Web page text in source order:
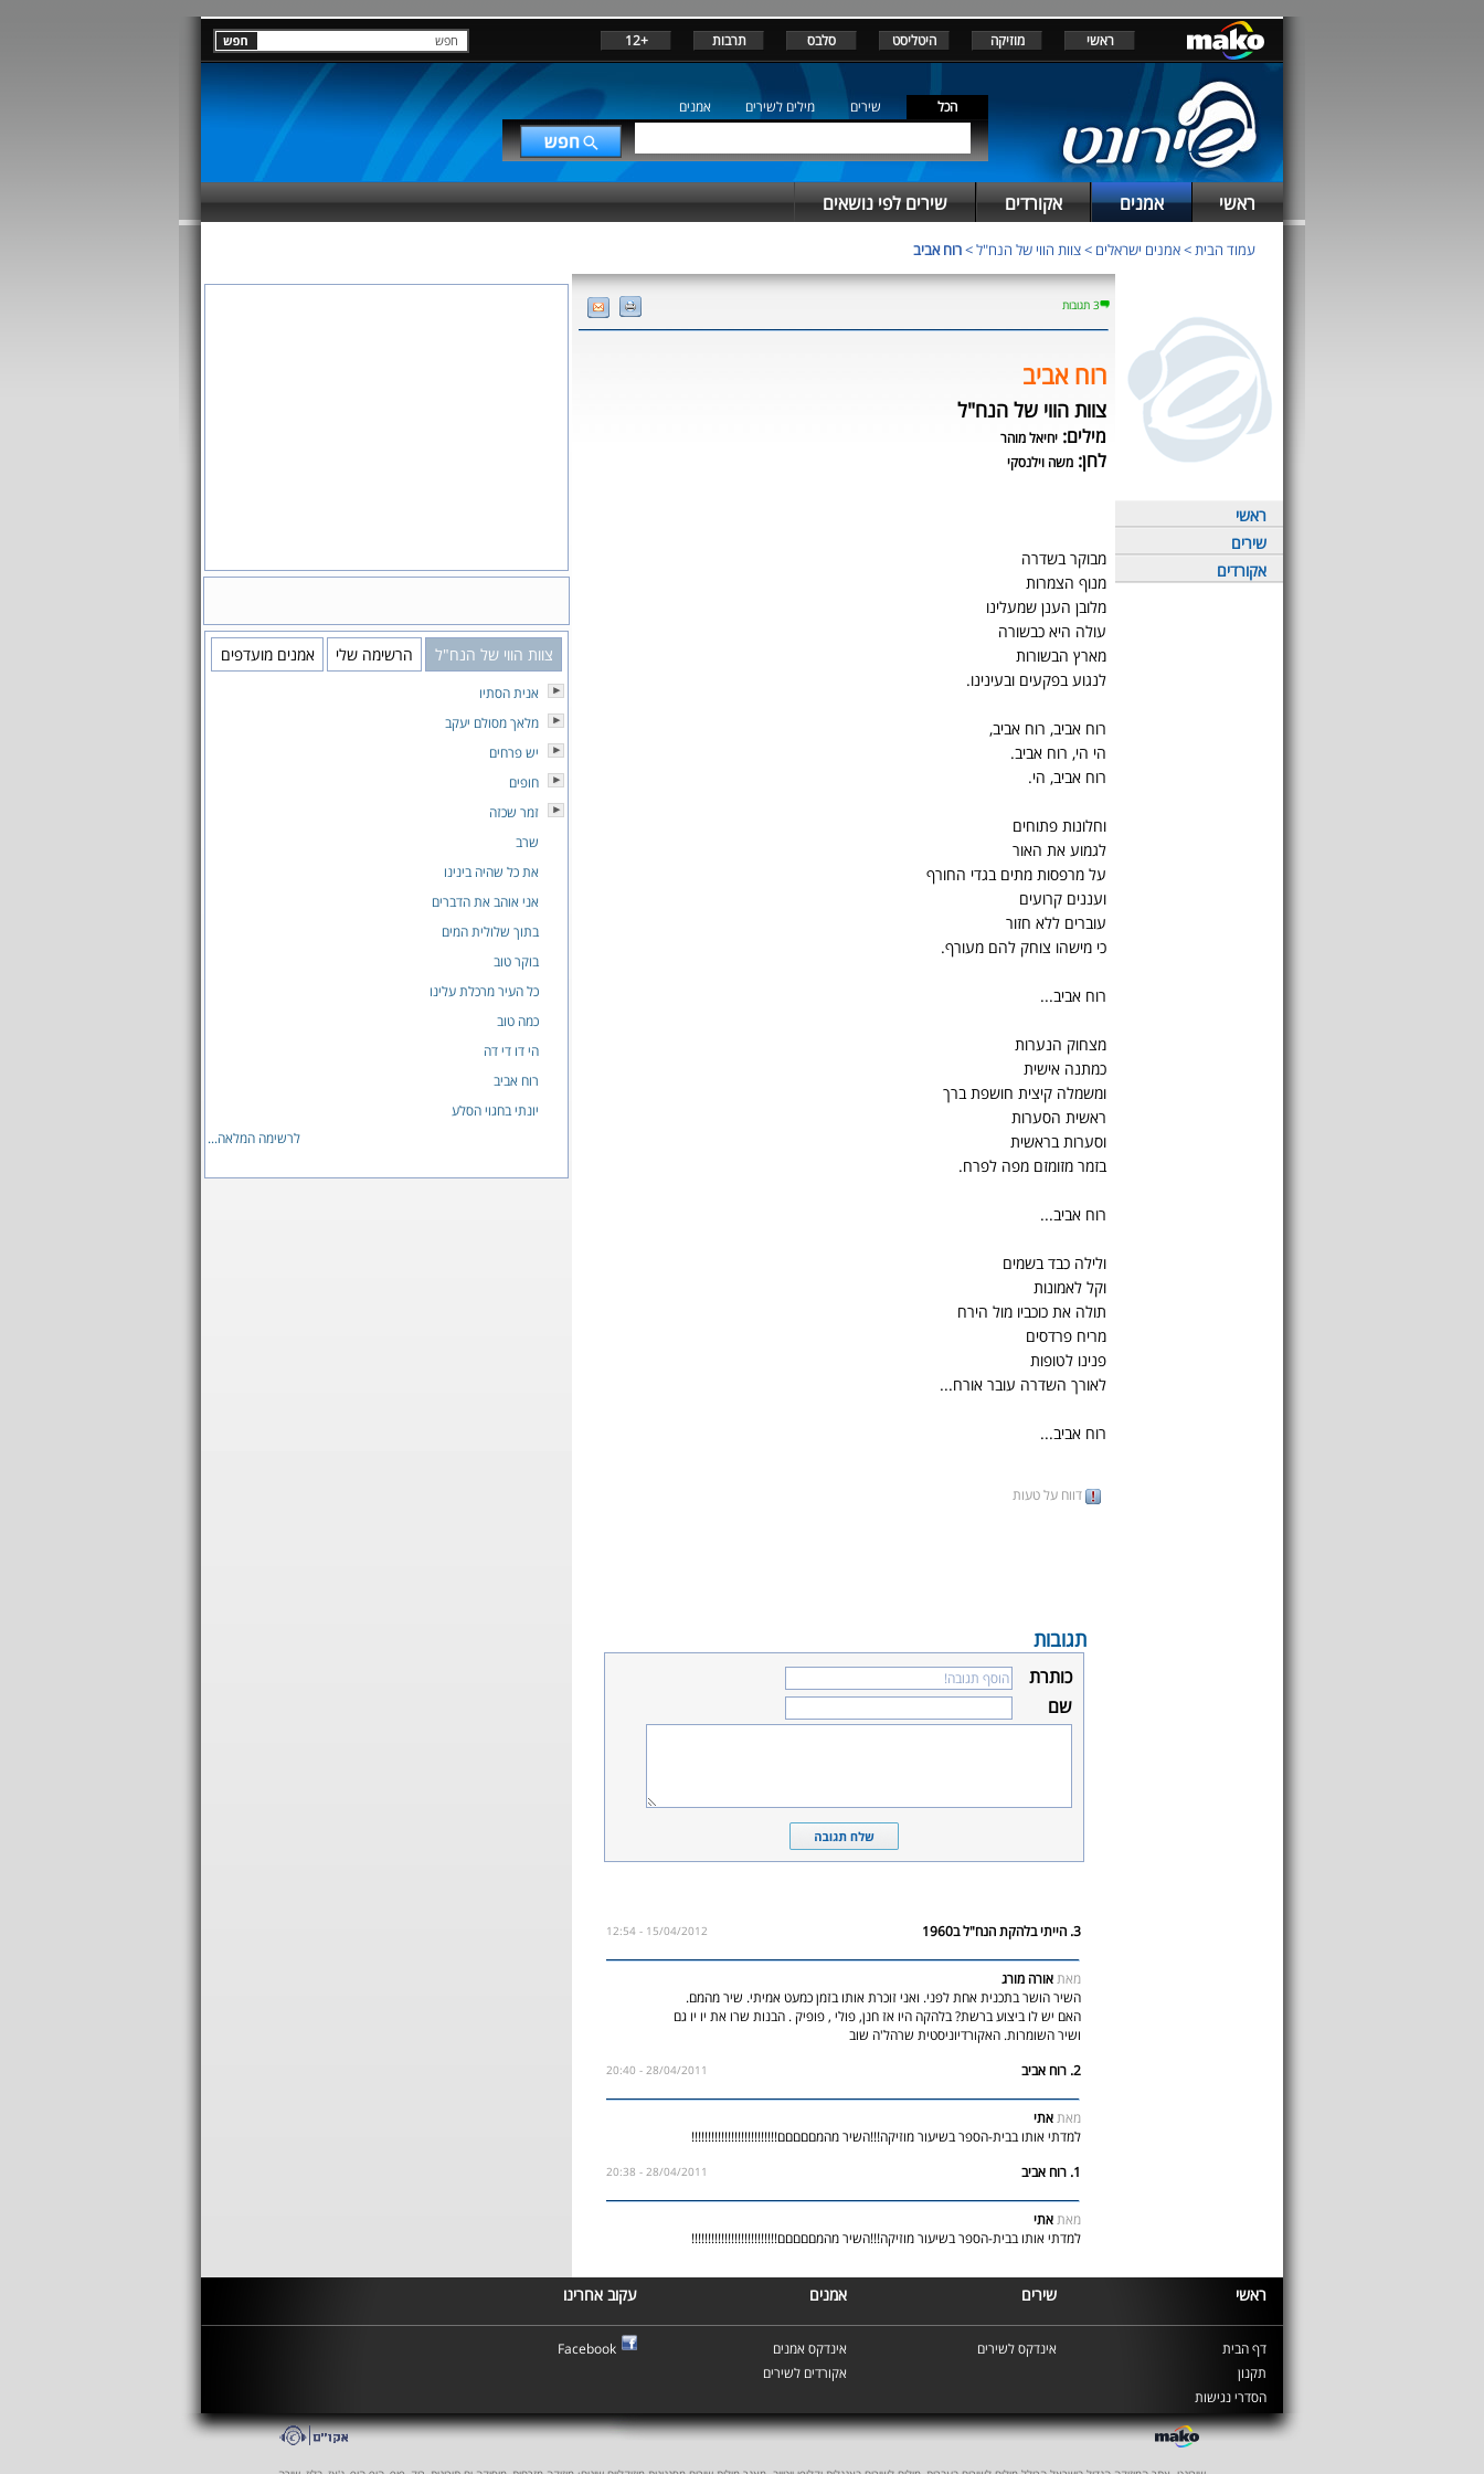
ראשי מוזיקה היטליסט סלבס תרבות +12
הכל שירים מילים לשירים אמנים
ראשי אמנים אקורדים שירים לפי נושאים
עמוד הבית>אמנים ישראלים >צוות הווי של הנח"ל>רוח אביב
ראשי
שירים
אקורדים
3 תגובות
רוח אביב
צוות הווי של הנח"ל
מילים: יחיאל מוהר
לחן: משה וילנסקי
מבוקר בשדרה
מנוף הצמרות
מלובן הענן שמעלינו
עולה היא כבשורה
מארץ הבשורות
לנגוע בפקעים ובעינינו.
רוח אביב, רוח אביב,
הי הי, רוח אביב.
רוח אביב, הי.
וחלונות פתוחים
לגמוע את האור
על מרפסות מתים בגדי החורף
ועננים קרועים
עוברים ללא חזור
כי מישהו צוחק להם מעורף.
רוח אביב...
מצחוק הנערות
כמתנה אישית
ומשמלה קיצית חושפת ברך
ראשית הסערות
וסערות בראשית
בזמר מזומזם מפה לפרח.
רוח אביב...
ולילה כבד בשמים
וקל לאמונות
תולה את כוכביו מול הירח
מריח פרדסים
פנינו לטופות
לאורך השדרה עובר אורח...
רוח אביב...
דווח על טעות
תגובות
כותרת
שם
3. הייתי בלהקת הנח"ל ב1960 15/04/2012 - 12:54
מאתאורה מורג
השיר הושר בתכנית אחת לפני. ואני זוכרת אותו בזמן כמעט אמיתי. שיר מהמם.
האם יש לו ביצוע ברשת? בלהקה היו אז חנן, פולי , פופיק . הבנות שרו את יו יו גם
ושיר השומרות. האקורדיוניסטית שרהל'ה שוב
2. רוח אביב
28/04/2011 - 20:40
מאתאתי
למדתי אותו בבית-הספר בשיעור מוזיקה!!!השיר מהמםםםםם!!!!!!!!!!!!!!!!!!!!!!!!!!
1. רוח אביב
28/04/2011 - 20:38
מאתאתי
למדתי אותו בבית-הספר בשיעור מוזיקה!!!השיר מהמםםםםם!!!!!!!!!!!!!!!!!!!!!!!!!!
צוות הווי של הנח"ל הרשימה שלי אמנים מועדפים
אנית הסתיו
מלאך מסולם יעקב
יש פרחים
חופים
זמר שכזה
שרב
את כל שהיה בינינו
אני אוהב את הדברים
בתוך שלולית המים
בוקר טוב
כל העיר מרכלת עלינו
כמה טוב
הי דו די דה
רוח אביב
יונתי בחגוי הסלע
לרשימה המלאה...
ראשי שירים אמנים עקוב אחרינו
דף הבית
תקנון
הסדרי נגישות
אינדקס לשירים
אינדקס אמנים
אקורדים לשירים
Facebook